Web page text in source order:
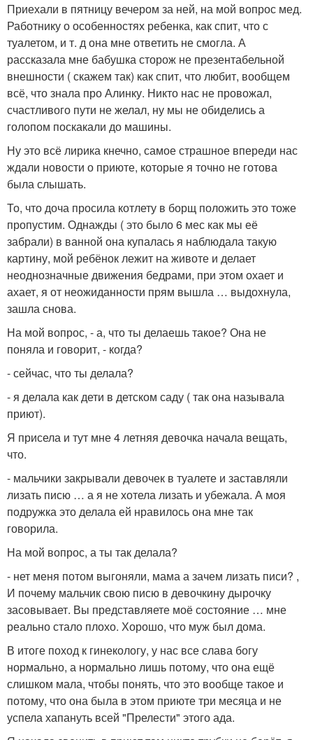
Приехали в пятницу вечером за ней, на мой вопрос мед.
Работнику о особенностях ребенка, как спит, что с
туалетом, и т. д она мне ответить не смогла. А
рассказала мне бабушка сторож не презентабельной
внешности ( скажем так) как спит, что любит, вообщем
всё, что знала про Алинку. Никто нас не провожал,
счастливого пути не желал, ну мы не обиделись а
голопом поскакали до машины.
Ну это всё лирика кнечно, самое страшное впереди нас
ждали новости о приюте, которые я точно не готова
была слышать.
То, что доча просила котлету в борщ положить это тоже
пропустим. Однажды ( это было 6 мес как мы её
забрали) в ванной она купалась я наблюдала такую
картину, мой ребёнок лежит на животе и делает
неоднозначные движения бедрами, при этом охает и
ахает, я от неожиданности прям вышла … выдохнула,
зашла снова.
На мой вопрос, - а, что ты делаешь такое? Она не
поняла и говорит, - когда?
- сейчас, что ты делала?
- я делала как дети в детском саду ( так она называла
приют).
Я присела и тут мне 4 летняя девочка начала вещать,
что.
- мальчики закрывали девочек в туалете и заставляли
лизать писю … а я не хотела лизать и убежала. А моя
подружка это делала ей нравилось она мне так
говорила.
На мой вопрос, а ты так делала?
- нет меня потом выгоняли, мама а зачем лизать писи? ,
И почему мальчик свою писю в девочкину дырочку
засовывает. Вы представляете моё состояние … мне
реально стало плохо. Хорошо, что муж был дома.
В итоге поход к гинекологу, у нас все слава богу
нормально, а нормально лишь потому, что она ещё
слишком мала, чтобы понять, что это вообще такое и
потому, что она была в этом приюте три месяца и не
успела хапануть всей "Прелести" этого ада.